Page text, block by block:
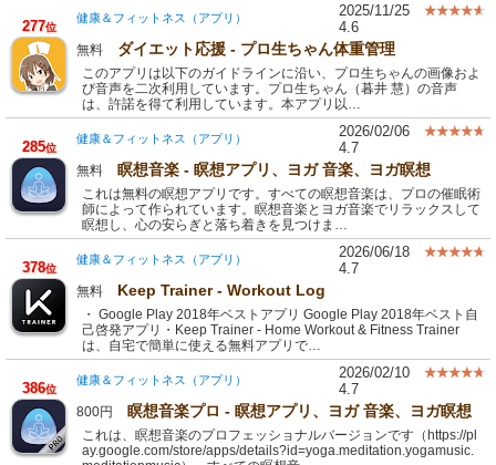
277位
健康＆フィットネス（アプリ）
2025/11/25
4.6
無料 ダイエット応援 - プロ生ちゃん体重管理
このアプリは以下のガイドラインに沿い、プロ生ちゃんの画像およ
び音声を二次利用しています。プロ生ちゃん（暮井 慧）の音声
は、許諾を得て利用しています。本アプリ以…
285位
健康＆フィットネス（アプリ）
2026/02/06
4.7
無料 瞑想音楽 - 瞑想アプリ、ヨガ 音楽、ヨガ瞑想
これは無料の瞑想アプリです。すべての瞑想音楽は、プロの催眠術
師によって作られています。瞑想音楽とヨガ音楽でリラックスして
瞑想し、心の安らぎと落ち着きを見つけま…
378位
健康＆フィットネス（アプリ）
2026/06/18
4.7
無料 Keep Trainer - Workout Log
・ Google Play 2018年ベストアプリ Google Play 2018年ベスト自
己啓発アプリ・Keep Trainer - Home Workout & Fitness Trainer
は、自宅で簡単に使える無料アプリで…
386位
健康＆フィットネス（アプリ）
2026/02/10
4.7
800円 瞑想音楽プロ - 瞑想アプリ、ヨガ 音楽、ヨガ瞑想
これは、瞑想音楽のプロフェッショナルバージョンです（https://pl
ay.google.com/store/apps/details?id=yoga.meditation.yogamusic.